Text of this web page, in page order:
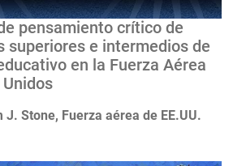
pensamiento crítico de
superiores e intermedios de
en la Fuerza Aérea
J. Stone, Fuerza aérea de EE.UU.